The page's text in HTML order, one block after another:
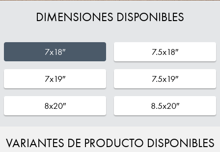
DIMENSIONES DISPONIBLES
7x18″ 7.5x18″
7x19″ 7.5x19″
8x20″ 8.5x20″
VARIANTES DE PRODUCTO DISPONIBLES